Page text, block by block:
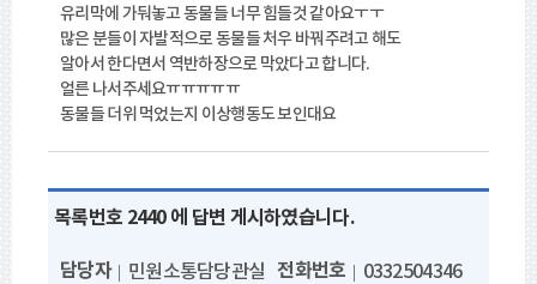
유리막에 가둬놓고 동물들 너무 힘들것 같아요ㅜㅜ
많은 분들이 자발적으로 동물들 처우 바꿔주려고 해도
알아서 한다면서 역반하장으로 막았다고 합니다.
얼른 나서주세요ㅠㅠㅠㅠㅠ
동물들 더위 먹었는지 이상행동도 보인대요
목록번호 2440 에 답변 게시하였습니다.
담당자 민원소통담당관실 전화번호 0332504346